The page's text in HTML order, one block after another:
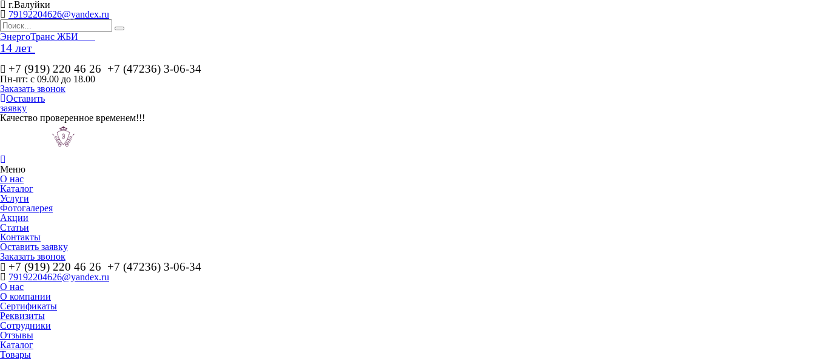
г.Валуйки
79192204626@yandex.ru
ЭнергоТранс ЖБИ
14 лет
+7 (919) 220 46 26 +7 (47236) 3-06-34
Пн-пт: с 09.00 до 18.00
Заказать звонок
Оставить
заявку
Качество проверенное временем!!!
Меню
О нас
Каталог
Услуги
Фотогалерея
Акции
Статьи
Контакты
Оставить заявку
Заказать звонок
+7 (919) 220 46 26 +7 (47236) 3-06-34
79192204626@yandex.ru
О нас
О компании
Сертификаты
Реквизиты
Сотрудники
Отзывы
Каталог
Товары